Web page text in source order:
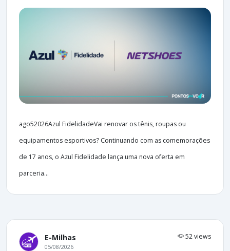
ago52026Azul FidelidadeVai renovar os tênis, roupas ou
equipamentos esportivos? Continuando com as comemorações
de 17 anos, o Azul Fidelidade lança uma nova oferta em
parceria...
E-Milhas 52 views
05/08/2026